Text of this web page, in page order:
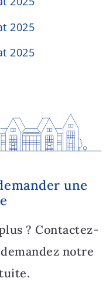
une
? Contactez-
notre